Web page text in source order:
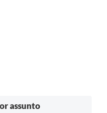
assunto